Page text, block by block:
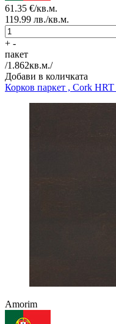
61.35 €/кв.м.
119.99 лв./кв.м.
+ -
пакет
/1.862кв.м./
Добави в количката
Корков паркет , Cork HRT
Amorim